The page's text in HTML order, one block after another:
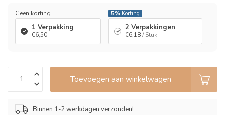
Geen korting
1 Verpakking
€6,50
5% Korting
2 Verpakkingen
€6,18/ Stuk
Toevoegen aan winkelwagen
Binnen 1-2 werkdagen verzonden!